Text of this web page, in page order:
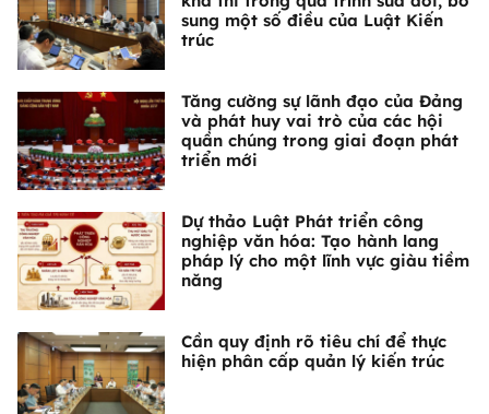
sung một số điều của Luật Kiến
trúc
Tăng cường sự lãnh đạo của Đảng
và phát huy vai trò của các hội
quần chúng trong giai đoạn phát
triển mới
Dự thảo Luật Phát triển công
nghiệp văn hóa: Tạo hành lang
pháp lý cho một lĩnh vực giàu tiềm
năng
Cần quy định rõ tiêu chí để thực
hiện phân cấp quản lý kiến trúc